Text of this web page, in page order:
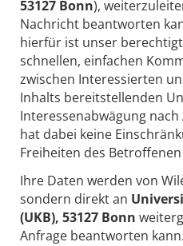
53127 Bonn),
Nachricht beantworten
hierfür ist unser
schnellen, einfachen
zwischen Interessierten
Inhalts bereitstellenden
Interessenabwägung nach
hat dabei keine
Freiheiten des
Ihre Daten werden von
sondern direkt an
(UKB), 53127 Bonn
Anfrage beantworten kann.